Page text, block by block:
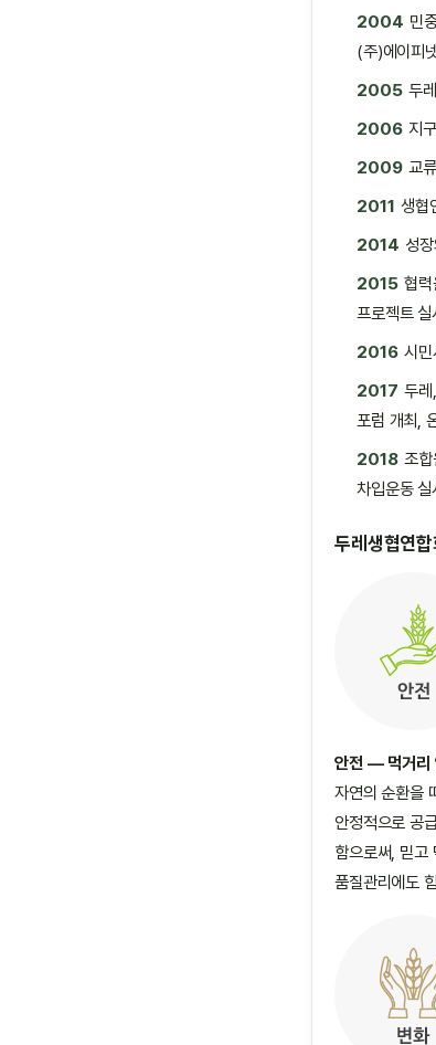
2004 민
(주)에이피
2005 두
2006 지
2009 교
2011 생협
2014 성
2015 협
프로젝트
2016 시
2017 두
포럼 개최,
2018 조
차입운동 실
두레생협연합
안전 — 먹거리
자연의 순환을
안정적으로 공
함으로써, 믿고
품질관리에도